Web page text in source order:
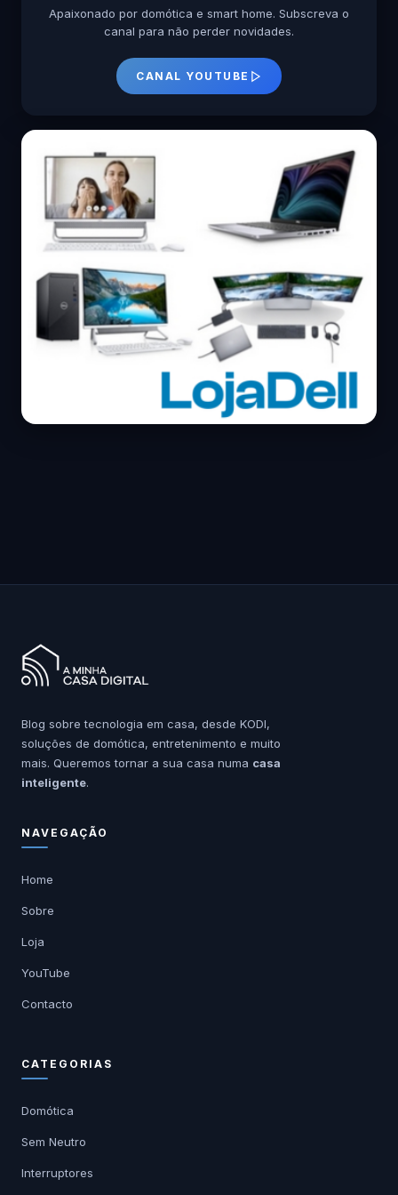
Apaixonado por domótica e smart home. Subscreva o
canal para não perder novidades.
CANAL YOUTUBE
Blog sobre tecnologia em casa, desde KODI,
soluções de domótica, entretenimento e muito
mais. Queremos tornar a sua casa numa casa
inteligente.
NAVEGAÇÃO
Home
Sobre
Loja
YouTube
Contacto
CATEGORIAS
Domótica
Sem Neutro
Interruptores